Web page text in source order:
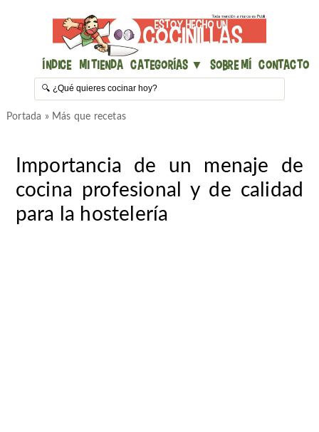
Índice Mi Tienda Categorías ▼ Sobre mí Contacto
Portada » Más que recetas
Importancia de un menaje de
cocina profesional y de calidad
para la hostelería